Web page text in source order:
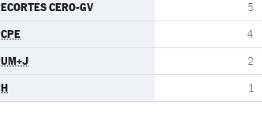
CERO-GV 5
4
2
1